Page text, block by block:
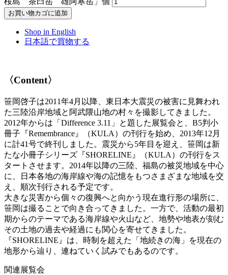
お買い物カゴに追加
Shop in English
日本語で買物する
〈Content〉
笹岡啓子は2011年4月以降、東日本大震災の被害に見舞われ
た三陸沿岸地域と阿武隈山地の村々を撮影してきました。
2012年からは「Difference 3.11」と題した展覧会と、B5判小
冊子『Remembrance』（KULA）の刊行を始め、2013年12月
に計41号で終刊しました。震災から5年目を迎え、笹岡は新
たな小冊子シリーズ『SHORELINE』（KULA）の刊行をス
タートさせます。2014年以降の三陸、福島の被災地域を中心
に、日本各地の海岸線や海の記憶をもつさまざまな地域を交
え、順次刊行される予定です。
大きな災害から個々の復興へと向かう現在進行形の場所に、
笹岡は撮ることで向き合ってきました。一方で、活動の最初
期からのテーマである海岸線や火山など、地勢や地表が刻む
その土地の過去や経過にも関心を寄せてきました。
『SHORELINE』は、時制を超えた「地続きの海」を現在の
地形から辿り、連ねていく試みでもあるのです。
関連展覧会